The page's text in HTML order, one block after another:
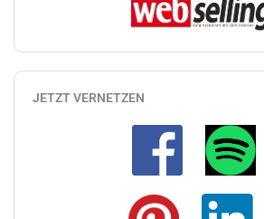
JETZT VERNETZEN